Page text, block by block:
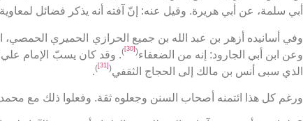
أبي سلمة، عن أبي هريرة. وقيل عنه: إنّ آفته أنه يذكر فضائل لمعاوية
وفي أسانيده أزهر بن عبد الله بن جميع الحرازي الحميري الحمصي،
وعن ابن أبي الجارود: إنه من الضعفاء(
[30]
). وقد كان يسبّ الإمام
الذي سبى أنس بن مالك إلى الحجاج الثقفي(
[31]
)
.
ورغم كل هذا ائتمنه أصحاب السنن وجعلوه ثقة. وفعلوا ذلك مع